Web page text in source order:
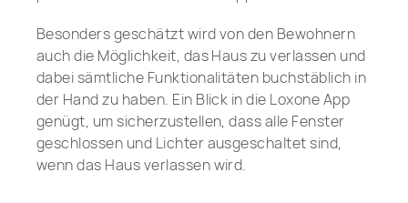
Besonders geschätzt wird von den Bewohnern
auch die Möglichkeit, das Haus zu verlassen und
dabei sämtliche Funktionalitäten buchstäblich in
der Hand zu haben. Ein Blick in die Loxone App
genügt, um sicherzustellen, dass alle Fenster
geschlossen und Lichter ausgeschaltet sind,
wenn das Haus verlassen wird.